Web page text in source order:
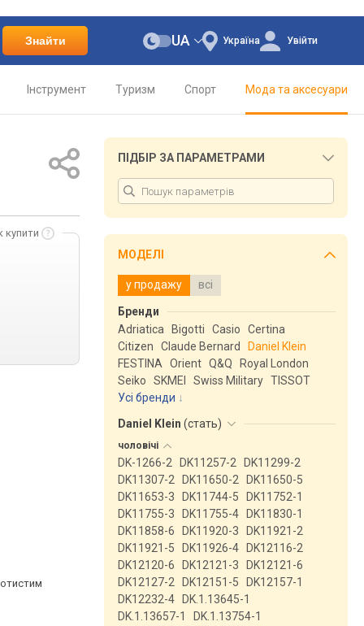
Знайти Україна
UA Увійти
Інструмент Туризм Спорт Мода та аксесуари
купити
ПІДБІР ЗА ПАРАМЕТРАМИ
МОДЕЛІ
у продажу всі
Бренди
Adriatica
Bigotti Casio
Certina
Citizen
Claude Bernard
Daniel Klein
FESTINA
Orient Q&Q
Royal London
Seiko
SKMEI Swiss Military TISSOT
Усі бренди
Daniel Klein (стать)
чоловічі
DK-1266-2 DK11257-2
DK11299-2
DK11307-2
DK11650-2
DK11650-5
DK11653-3
DK11744-5
DK11752-1
DK11755-3
DK11755-4
DK11830-1
DK11858-6
DK11920-3
DK11921-2
DK11921-5
DK11926-4
DK12116-2
DK12120-6
DK12121-3
DK12121-6
DK12127-2
DK12151-5
DK12157-1
DK12232-4
DK.1.13645-1
DK.1.13657-1
DK.1.13754-1